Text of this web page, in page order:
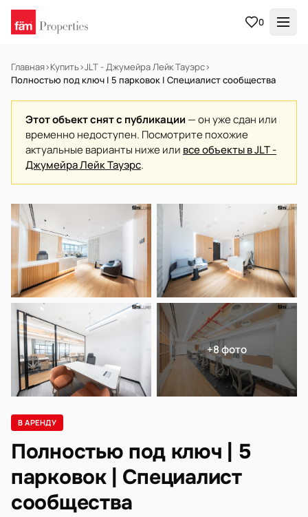
0
Главная›Купить›JLT - Джумейра Лейк Тауэрс›
Полностью под ключ | 5 парковок | Специалист сообщества
Этот объект снят с публикации — он уже сдан или
временно недоступен. Посмотрите похожие
актуальные варианты ниже или все объекты в JLT -
Джумейра Лейк Тауэрс.
В АРЕНДУ Готов к заселению
+8 фото
В АРЕНДУ
Полностью под ключ | 5
парковок | Специалист
сообщества